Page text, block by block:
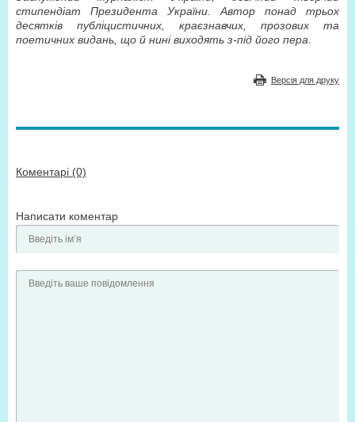
стипендіат Президента України. Автор понад трьох
десятків публіцистичних, краєзнавчих, прозових та
поетичних видань, що й нині виходять з-під його пера.
Версія для друку
Коментарі (0)
Написати коментар